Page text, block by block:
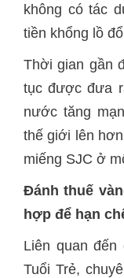
không có tác
tiền khổng lồ
Thời gian gần
tục được đưa
nước tăng
thế giới lên
miếng SJC ở
Đánh thuế
hợp để hạn
Liên quan đến
Tuổi Trẻ,